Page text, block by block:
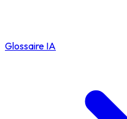
Glossaire IA